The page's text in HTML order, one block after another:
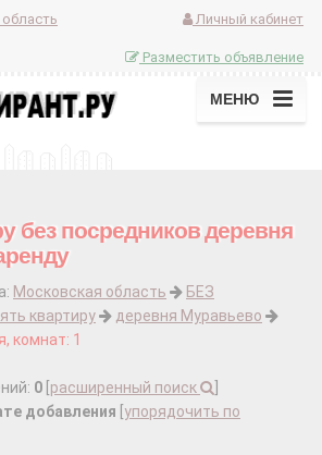
Личный кабинет
Разместить объявление
МЕНЮ
без посредников деревня
Московская область
БЕЗ
квартиру
деревня Муравьево
комнат: 1
0 расширенный поиск
добавления упорядочить по